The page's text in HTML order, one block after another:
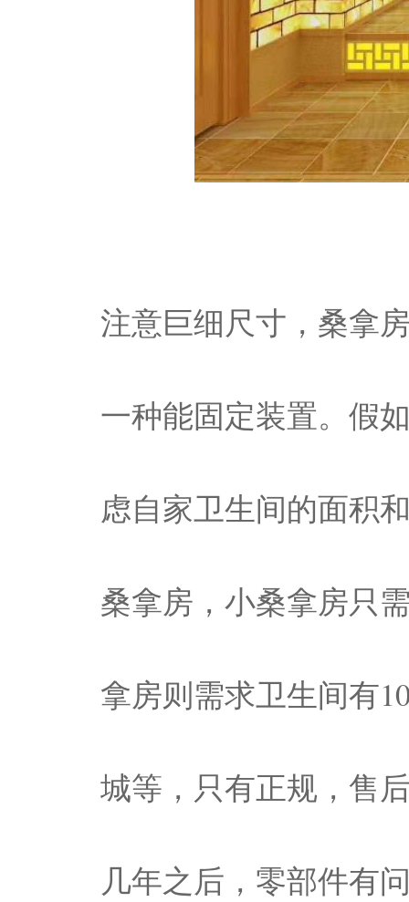
注意巨细尺寸，桑拿
一种能固定装置。假
虑自家卫生间的面积
桑拿房，小桑拿房只
拿房则需求卫生间有
城等，只有正规，售
几年之后，零部件有